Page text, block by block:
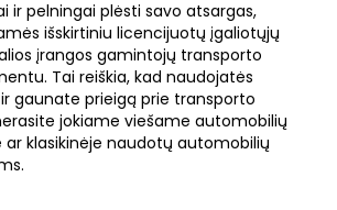
ir pelningai plėsti savo atsargas,
išskirtiniu licencijuotų įgaliotųjų
įrangos gamintojų transporto
Tai reiškia, kad naudojatės
gaunate prieigą prie transporto
jokiame viešame automobilių
klasikinėje naudotų automobilių